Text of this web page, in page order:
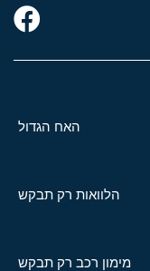
האח הגדול
הלוואות רק תבקש
מימון רכב רק תבקש